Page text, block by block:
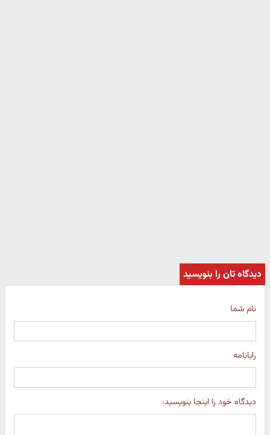
دیدگاه تان را بنویسید
نام شما
رایانامه
دیدگاه خود را اینجا بنویسید: